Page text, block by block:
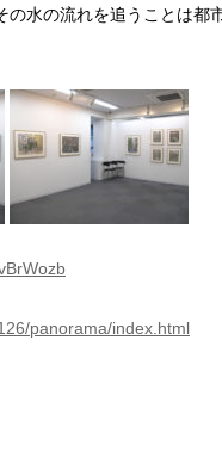
水の流れを追うことは都
panorama/index.html